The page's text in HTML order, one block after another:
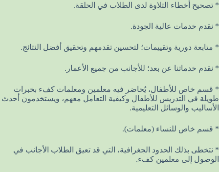
* تصحيح أخطاء التلاوة لدى الطلاب في الحلقة.
* نقدم خدمات عالية الجودة.
* متابعة دورية وتقييمات؛ لتحسين تقدمهم وتحقيق أفضل النتائج.
* نقدم خدماتنا عن بعد؛ للأجانب من جميع الأعمار.
* قسم خاص للأطفال، يُحاضر فيه معلمين ومعلمات كفء بخبرات
طويلة في التدريس للأطفال وكيفية التعامل معهم، ويستخدمون أحدث
الأساليب والوسائل التعليمية.
* قسم خاص للنساء (معلمات).
* نتخطى بذلك الحدود الجغرافية، التي قد تعيق الطلاب الأجانب في
الوصول إلى معلمين كفء.